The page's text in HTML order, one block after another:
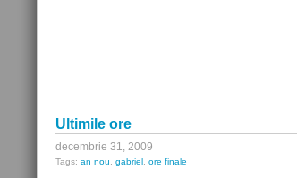
Ultimile ore
decembrie 31, 2009
Tags: an nou gabriel ore finale